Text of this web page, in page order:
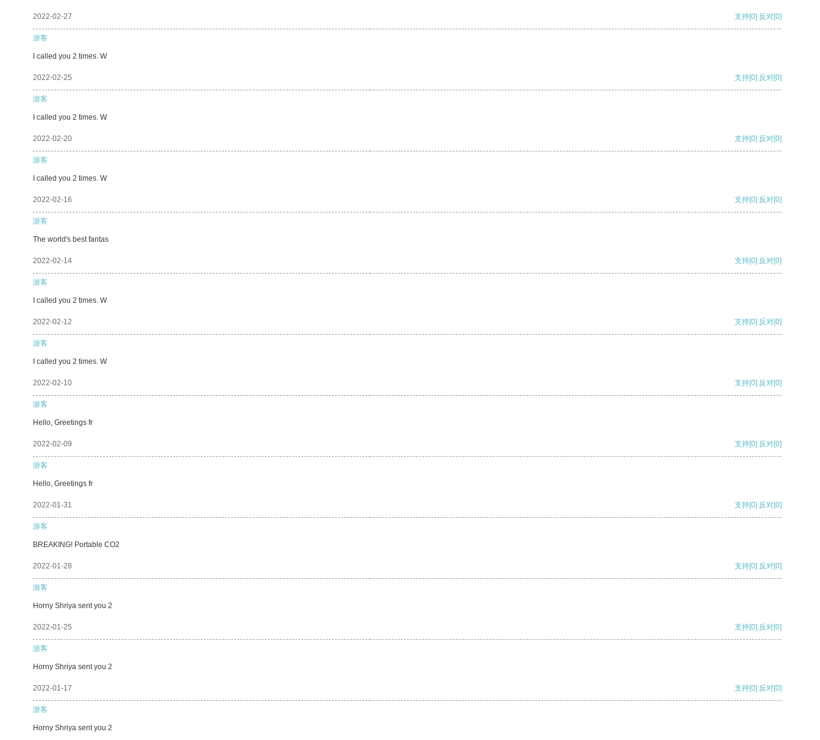
2022-02-27 支持[0] 反对[0]
游客
I called you 2 times. W
2022-02-25 支持[0] 反对[0]
游客
I called you 2 times. W
2022-02-20 支持[0] 反对[0]
游客
I called you 2 times. W
2022-02-16 支持[0] 反对[0]
游客
The world's best fantas
2022-02-14 支持[0] 反对[0]
游客
I called you 2 times. W
2022-02-12 支持[0] 反对[0]
游客
I called you 2 times. W
2022-02-10 支持[0] 反对[0]
游客
Hello, Greetings fr
2022-02-09 支持[0] 反对[0]
游客
Hello, Greetings fr
2022-01-31 支持[0] 反对[0]
游客
BREAKING! Portable CO2
2022-01-28 支持[0] 反对[0]
游客
Horny Shriya sent you 2
2022-01-25 支持[0] 反对[0]
游客
Horny Shriya sent you 2
2022-01-17 支持[0] 反对[0]
游客
Horny Shriya sent you 2